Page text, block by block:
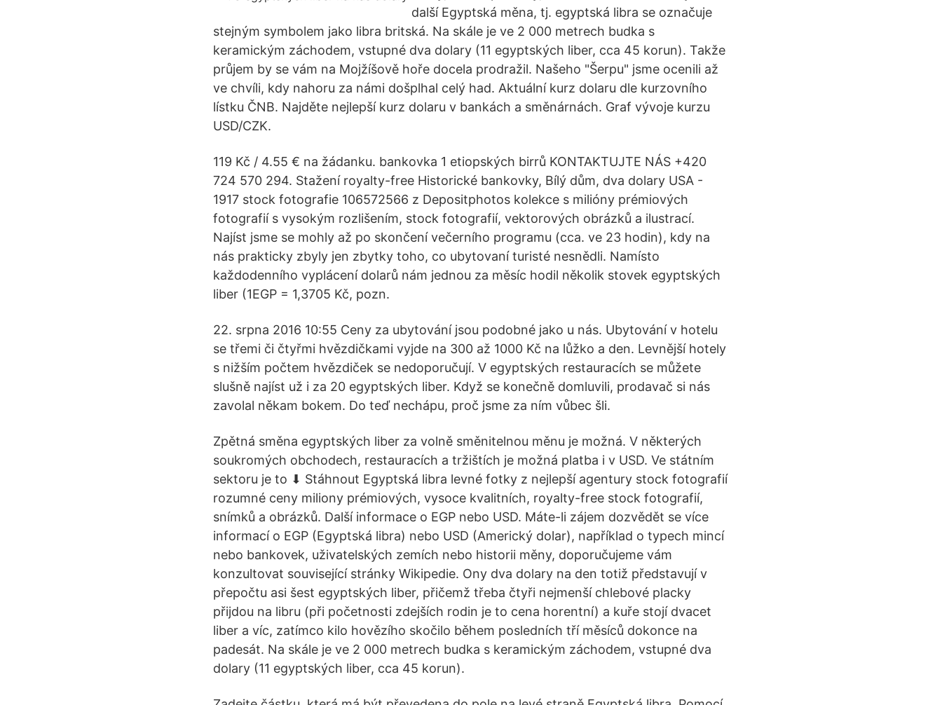
další Egyptská měna, tj. egyptská libra se označuje
stejným symbolem jako libra britská. Na skále je ve 2 000 metrech budka s
keramickým záchodem, vstupné dva dolary (11 egyptských liber, cca 45 korun). Takže
průjem by se vám na Mojžíšově hoře docela prodražil. Našeho "Šerpu" jsme ocenili až
ve chvíli, kdy nahoru za námi došplhal celý had. Aktuální kurz dolaru dle kurzovního
lístku ČNB. Najděte nejlepší kurz dolaru v bankách a směnárnách. Graf vývoje kurzu
USD/CZK.
119 Kč / 4.55 € na žádanku. bankovka 1 etiopských birrů KONTAKTUJTE NÁS +420
724 570 294. Stažení royalty-free Historické bankovky, Bílý dům, dva dolary USA -
1917 stock fotografie 106572566 z Depositphotos kolekce s milióny prémiových
fotografií s vysokým rozlišením, stock fotografií, vektorových obrázků a ilustrací.
Najíst jsme se mohly až po skončení večerního programu (cca. ve 23 hodin), kdy na
nás prakticky zbyly jen zbytky toho, co ubytovaní turisté nesnědli. Namísto
každodenního vyplácení dolarů nám jednou za měsíc hodil několik stovek egyptských
liber (1EGP = 1,3705 Kč, pozn.
22. srpna 2016 10:55 Ceny za ubytování jsou podobné jako u nás. Ubytování v hotelu
se třemi či čtyřmi hvězdičkami vyjde na 300 až 1000 Kč na lůžko a den. Levnější hotely
s nižším počtem hvězdiček se nedoporučují. V egyptských restauracích se můžete
slušně najíst už i za 20 egyptských liber. Když se konečně domluvili, prodavač si nás
zavolal někam bokem. Do teď nechápu, proč jsme za ním vůbec šli.
Zpětná směna egyptských liber za volně směnitelnou měnu je možná. V některých
soukromých obchodech, restauracích a tržištích je možná platba i v USD. Ve státním
sektoru je to ⬇ Stáhnout Egyptská libra levné fotky z nejlepší agentury stock fotografií
rozumné ceny miliony prémiových, vysoce kvalitních, royalty-free stock fotografií,
snímků a obrázků. Další informace o EGP nebo USD. Máte-li zájem dozvědět se více
informací o EGP (Egyptská libra) nebo USD (Americký dolar), například o typech mincí
nebo bankovek, uživatelských zemích nebo historii měny, doporučujeme vám
konzultovat související stránky Wikipedie. Ony dva dolary na den totiž představují v
přepočtu asi šest egyptských liber, přičemž třeba čtyři nejmenší chlebové placky
přijdou na libru (při početnosti zdejších rodin je to cena horentní) a kuře stojí dvacet
liber a víc, zatímco kilo hovězího skočilo během posledních tří měsíců dokonce na
padesát. Na skále je ve 2 000 metrech budka s keramickým záchodem, vstupné dva
dolary (11 egyptských liber, cca 45 korun).